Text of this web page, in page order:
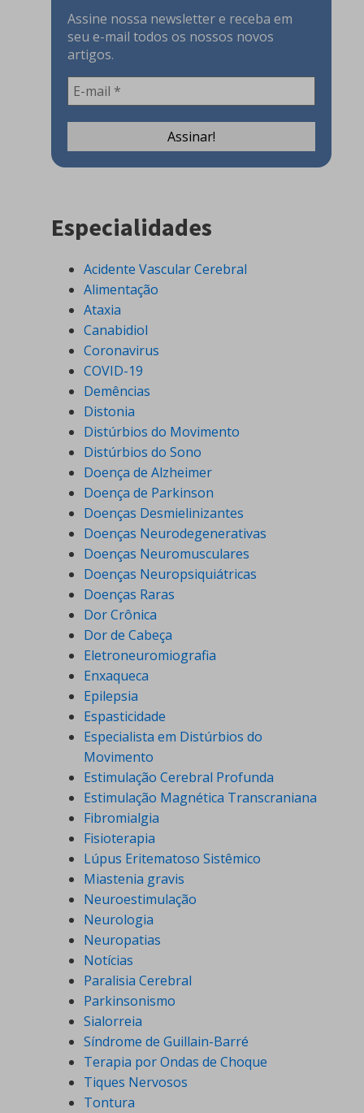
Assine nossa newsletter e receba em
seu e-mail todos os nossos novos
artigos.
Especialidades
Acidente Vascular Cerebral
Alimentação
Ataxia
Canabidiol
Coronavirus
COVID-19
Demências
Distonia
Distúrbios do Movimento
Distúrbios do Sono
Doença de Alzheimer
Doença de Parkinson
Doenças Desmielinizantes
Doenças Neurodegenerativas
Doenças Neuromusculares
Doenças Neuropsiquiátricas
Doenças Raras
Dor Crônica
Dor de Cabeça
Eletroneuromiografia
Enxaqueca
Epilepsia
Espasticidade
Especialista em Distúrbios do
Movimento
Estimulação Cerebral Profunda
Estimulação Magnética Transcraniana
Fibromialgia
Fisioterapia
Lúpus Eritematoso Sistêmico
Miastenia gravis
Neuroestimulação
Neurologia
Neuropatias
Notícias
Paralisia Cerebral
Parkinsonismo
Sialorreia
Síndrome de Guillain-Barré
Terapia por Ondas de Choque
Tiques Nervosos
Tontura